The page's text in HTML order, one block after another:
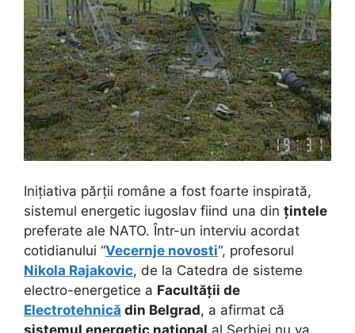
Inițiativa părții române a fost foarte inspirată,
sistemul energetic iugoslav fiind una din țintele
preferate ale NATO. Într-un interviu acordat
cotidianului “Vecernje novosti“, profesorul
Nikola Rajakovic, de la Catedra de sisteme
electro-energetice a Facultății de
Electrotehnică din Belgrad, a afirmat că
sistemul energetic național al Serbiei nu va